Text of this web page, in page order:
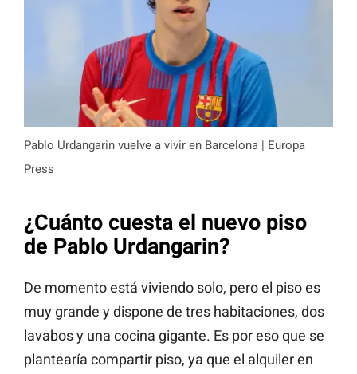
Pablo Urdangarin vuelve a vivir en Barcelona | Europa
Press
¿Cuánto cuesta el nuevo piso
de Pablo Urdangarin?
De momento está viviendo solo, pero el piso es
muy grande y dispone de tres habitaciones, dos
lavabos y una cocina gigante. Es por eso que se
plantearía compartir piso, ya que el alquiler en